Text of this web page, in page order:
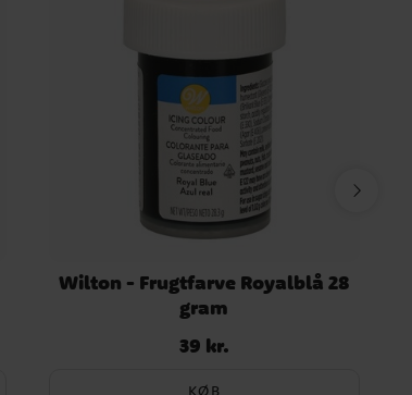
Wilton - Frugtfarve Royalblå 28
gram
Pris: 39 kr.
39 kr.
KØB